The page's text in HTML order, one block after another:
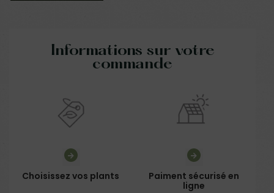
Informations sur votre
commande
Choisissez vos plants
Paiment sécurisé en
ligne